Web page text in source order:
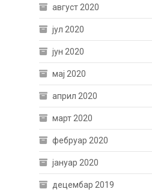
август 2020
јул 2020
јун 2020
мај 2020
април 2020
март 2020
фебруар 2020
јануар 2020
децембар 2019